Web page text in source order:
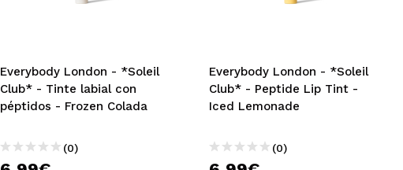
Everybody London - *Soleil
Club* - Tinte labial con
péptidos - Frozen Colada
(0)
Everybody London - *Soleil
Club* - Peptide Lip Tint -
Iced Lemonade
(0)